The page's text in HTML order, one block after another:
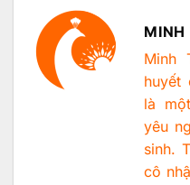
MINH
Minh
huyết
là
yêu
sinh.
cô